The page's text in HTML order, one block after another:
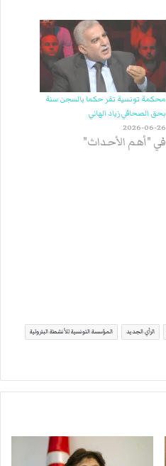
محكمة تونسية تقر حكما بالسجن سنة
بحق الصحافي زياد الهاني
2026-06-26
في "أهم الأحداث"
الرأي الجديد المؤسسة التونسية للأنشطة البترولية